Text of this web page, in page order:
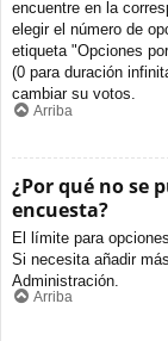
encuentre en la
elegir el número de
etiqueta "Opciones
(0 para duración
cambiar su votos.
Arriba
¿Por qué no se
encuesta?
El límite para
Si necesita añadir
Administración.
Arriba